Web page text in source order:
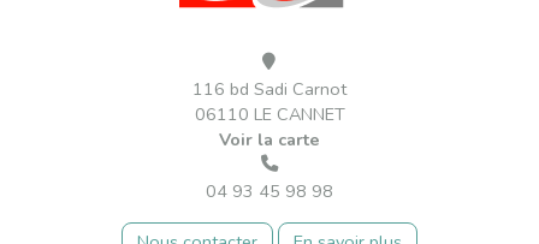
116 bd Sadi Carnot
06110 LE CANNET
Voir la carte
04 93 45 98 98